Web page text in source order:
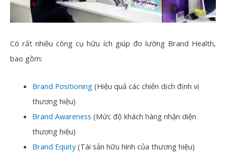
Có rất nhiều công cụ hữu ích giúp đo lường Brand Health,
bao gồm:
Brand Positioning(Hiệu quả các chiến dịch định vị
thương hiệu)
Brand Awareness (Mức độ khách hàng nhận diện
thương hiệu)
Brand Equity(Tài sản hữu hình của thương hiệu)